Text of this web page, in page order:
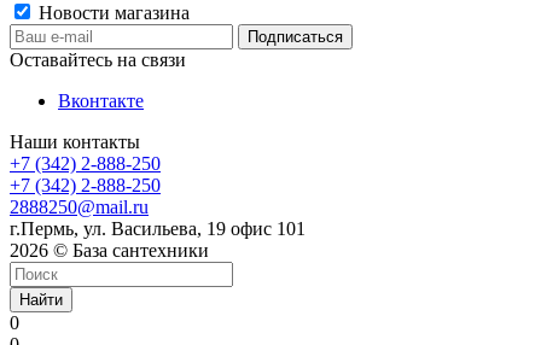
Новости магазина
Оставайтесь на связи
Вконтакте
Наши контакты
+7 (342) 2-888-250
+7 (342) 2-888-250
2888250@mail.ru
г.Пермь, ул. Васильева, 19 офис 101
2026 © База сантехники
Найти
0